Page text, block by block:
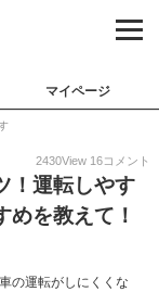
マイページ
2430View 16コメント
！運転しやす
めを教えて！
の運転がしにくくな